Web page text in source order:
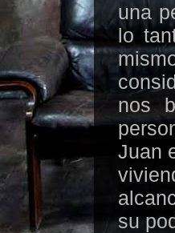
una
lo
nos
Juan
su